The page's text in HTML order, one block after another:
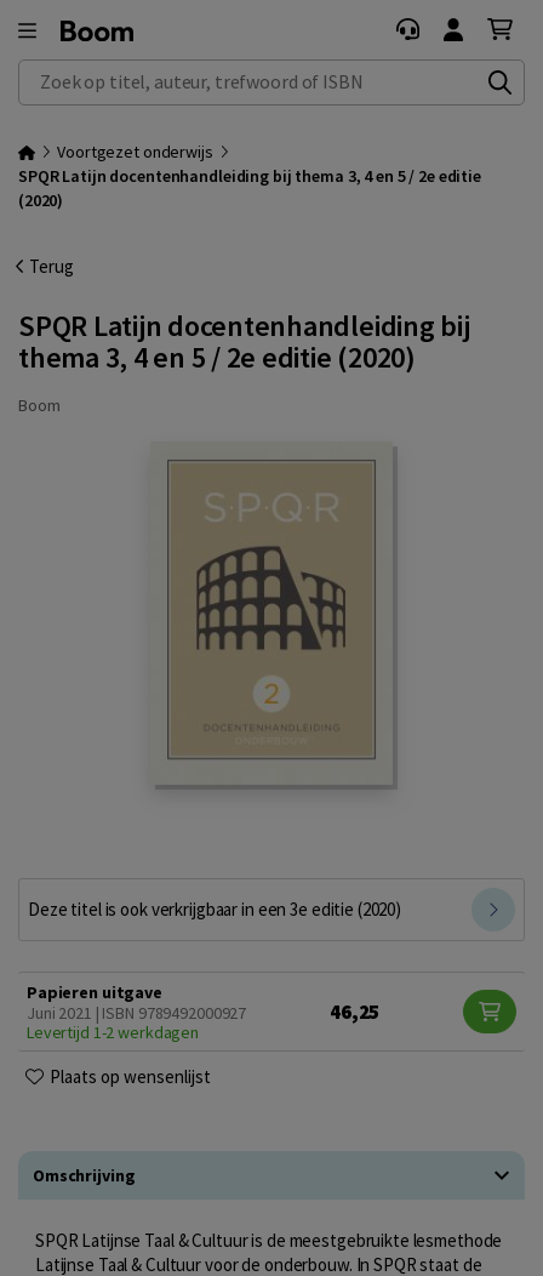
Zoek op titel, auteur, trefwoord of ISBN
Voortgezet onderwijs
SPQR Latijn docentenhandleiding bij thema 3, 4 en 5 / 2e editie
(2020)
Terug
SPQR Latijn docentenhandleiding bij
thema 3, 4 en 5 / 2e editie (2020)
Boom
Deze titel is ook verkrijgbaar in een 3e editie (2020)
Papieren uitgave
Juni 2021 | ISBN 9789492000927
Levertijd 1-2 werkdagen
46,25
Plaats op wensenlijst
Omschrijving
SPQR Latijnse Taal & Cultuur is de meestgebruikte lesmethode
Latijnse Taal & Cultuur voor de onderbouw. In SPQR staat de